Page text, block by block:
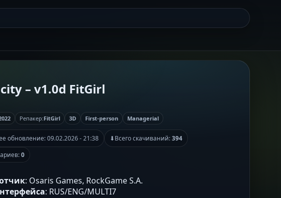
– v1.0d FitGirl
Репакер:FitGirl 3D First-person Managerial
обновление:09.02.2026 - 21:38 ⬇Всего скачиваний:394
0
: Osaris Games, RockGame S.A.
: RUS/ENG/MULTI7